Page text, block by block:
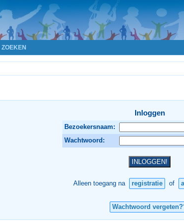
ZOEKEN
Inloggen
Bezoekersnaam:
Wachtwoord:
Alleen toegang na registratie of
Wachtwoord